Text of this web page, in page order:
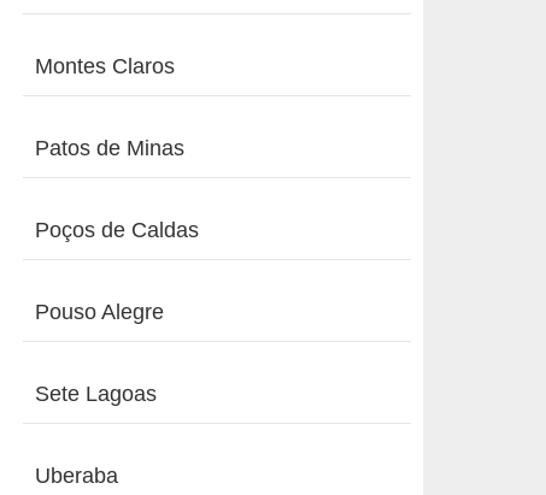
Montes Claros
Patos de Minas
Poços de Caldas
Pouso Alegre
Sete Lagoas
Uberaba